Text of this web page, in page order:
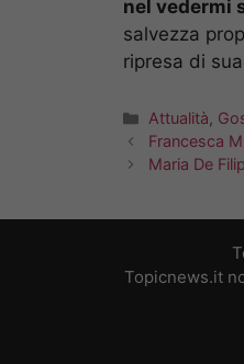
nel vedermi
salvezza
ripresa di
Categorie
Attualità,
Francesca
Maria De
Topicnews.it